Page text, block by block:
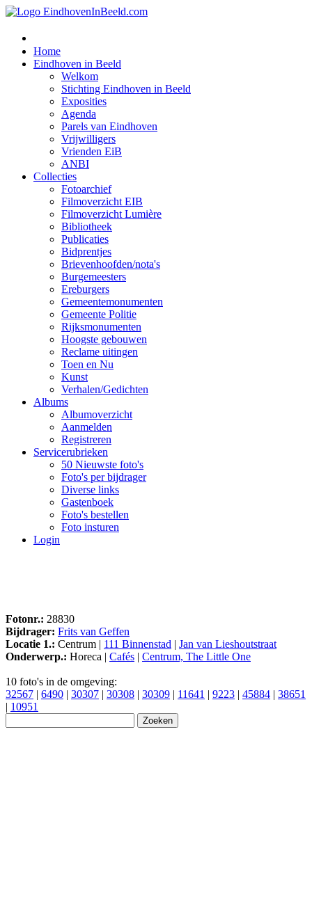
Home
Eindhoven in Beeld
Welkom
Stichting Eindhoven in Beeld
Exposities
Agenda
Parels van Eindhoven
Vrijwilligers
Vrienden EiB
ANBI
Collecties
Fotoarchief
Filmoverzicht EIB
Filmoverzicht Lumière
Bibliotheek
Publicaties
Bidprentjes
Brievenhoofden/nota's
Burgemeesters
Ereburgers
Gemeentemonumenten
Gemeente Politie
Rijksmonumenten
Hoogste gebouwen
Reclame uitingen
Toen en Nu
Kunst
Verhalen/Gedichten
Albums
Albumoverzicht
Aanmelden
Registreren
Servicerubrieken
50 Nieuwste foto's
Foto's per bijdrager
Diverse links
Gastenboek
Foto's bestellen
Foto insturen
Login
Fotonr.: 28830
Bijdrager: Frits van Geffen
Locatie 1.: Centrum | 111 Binnenstad | Jan van Lieshoutstraat
Onderwerp.: Horeca | Cafés | Centrum, The Little One
10 foto's in de omgeving:
32567 | 6490 | 30307 | 30308 | 30309 | 11641 | 9223 | 45884 | 38651
| 10951